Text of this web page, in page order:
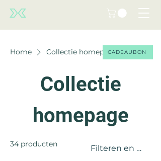
Home Collectie homepage
Collectie
homepage
34 producten Filteren en
CADEAUBON